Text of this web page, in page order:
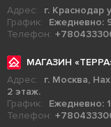
Адрес:
г. Краснодар
График:
Ежедневно:
Телефон:
МАГАЗИН
Адрес:
г. Москва,
2 этаж.
График:
Ежедневно:
Телефон: